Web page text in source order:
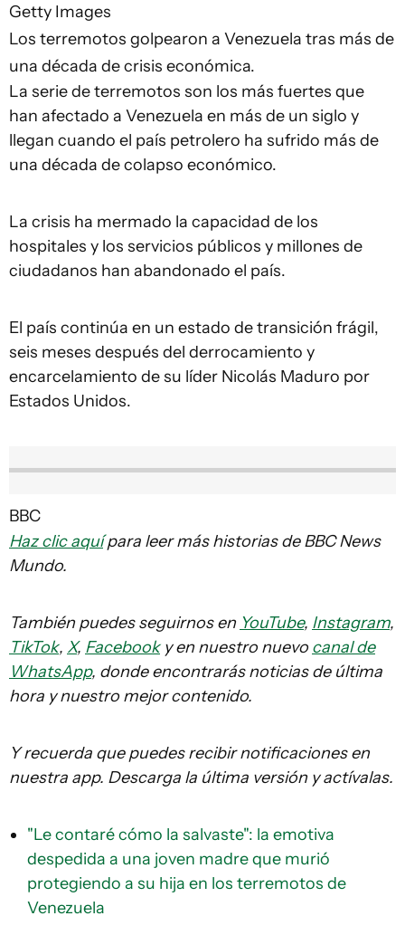
Getty Images
Los terremotos golpearon a Venezuela tras más de
una década de crisis económica.
La serie de terremotos son los más fuertes que
han afectado a Venezuela en más de un siglo y
llegan cuando el país petrolero ha sufrido más de
una década de colapso económico.
La crisis ha mermado la capacidad de los
hospitales y los servicios públicos y millones de
ciudadanos han abandonado el país.
El país continúa en un estado de transición frágil,
seis meses después del derrocamiento y
encarcelamiento de su líder Nicolás Maduro por
Estados Unidos.
BBC
Haz clic aquípara leer más historias de BBC News
Mundo.
También puedes seguirnos en YouTube, Instagram,
TikTok, X, Facebooky en nuestro nuevo canal de
WhatsApp, donde encontrarás noticias de última
hora y nuestro mejor contenido.
Y recuerda que puedes recibir notificaciones en
nuestra app. Descarga la última versión y actívalas.
"Le contaré cómo la salvaste": la emotiva
despedida a una joven madre que murió
protegiendo a su hija en los terremotos de
Venezuela